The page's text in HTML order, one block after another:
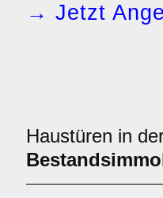
→ Jetzt
Haustüren in